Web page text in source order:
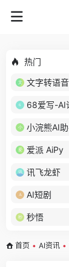
热门
小浣熊AI
爱派 AiPy
讯飞龙虾
AI短剧
秒悟
首页 • AI资讯 •